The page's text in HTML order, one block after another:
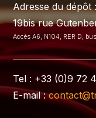
Adresse du dépôt
19bis rue
Accès A6, N104, RER D,
Tel : +33 (0)9 72
E-mail :